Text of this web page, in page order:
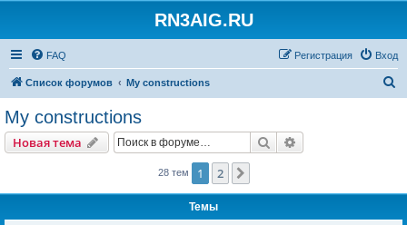
RN3AIG.RU
FAQ Вход
Регистрация
Список форумов My constructions
My constructions
Новая тема Поиск
28 тем 1 2
Темы